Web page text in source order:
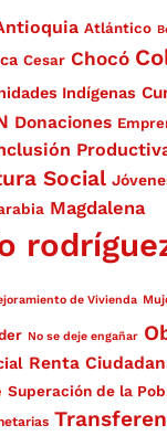
Atlántico
Cesar Chocó
Indígenas
Donaciones
Social
Magdalena
de Vivienda
No se deje engañar
Renta
Superación de la